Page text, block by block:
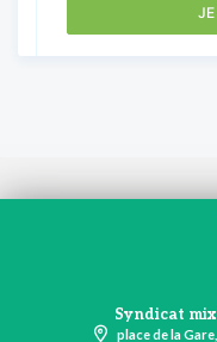
JE
Syndicat
place de la